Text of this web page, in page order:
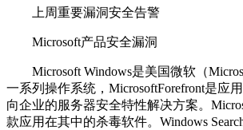
上周重要漏洞安全告警
Microsoft产品安全漏洞
Microsoft Windows是美国微软（
一系列操作系统，MicrosoftForefront是应
向企业的服务器安全特性解决方案。
款应用在其中的杀毒软件。Windows